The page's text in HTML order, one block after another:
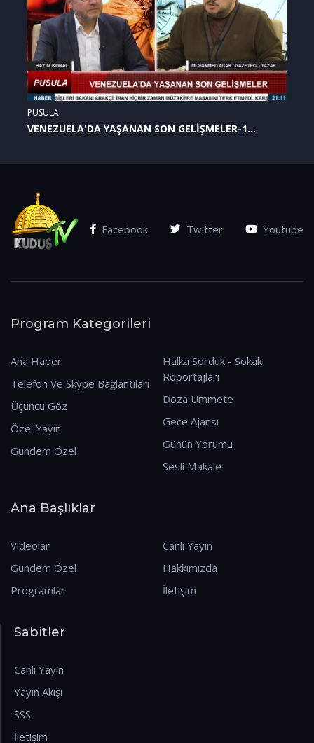
PUSULA
VENEZUELA'DA YAŞANAN SON GELİŞMELER-1
Facebook Twitter Youtube
Program Kategorileri
Ana Haber
Telefon Ve Skype Bağlantıları
Üçüncü Göz
Özel Yayın
Gündem Özel
Halka Sorduk - Sokak
Röportajları
Doza Ummete
Gece Ajansı
Günün Yorumu
Sesli Makale
Ana Başlıklar
Videolar
Gündem Özel
Programlar
Canlı Yayın
Hakkımızda
İletişim
Sabitler
Canlı Yayın
Yayın Akışı
SSS
İletişim